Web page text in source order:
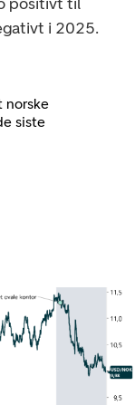
i 2025.
norske
siste